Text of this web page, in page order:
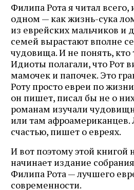
Филипа Рота я читал всего,
одном — как жизнь-сука
из еврейских мальчиков и
семей вырастают вполне
чудовища. И не понять, кто
Идиоты полагали, что Рот
мамочек и папочек. Это
Роту просто евреи по
он пишет, писал бы не о
романам изучали
или там
счастью, пишет о евреях.
И вот поэтому этой книгой
начинает издание
Филипа Рота — лучшего
современности.